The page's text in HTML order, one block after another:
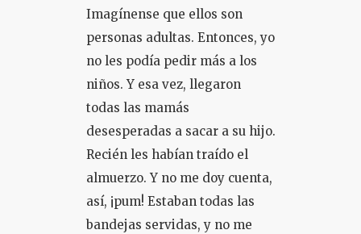
Imagínense que ellos son
personas adultas. Entonces, yo
no les podía pedir más a los
niños. Y esa vez, llegaron
todas las mamás
desesperadas a sacar a su hijo.
Recién les habían traído el
almuerzo. Y no me doy cuenta,
así, ¡pum! Estaban todas las
bandejas servidas, y no me